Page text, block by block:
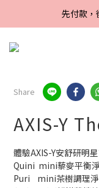
Line好友
先付款
Line好
Share
AXIS-Y
體驗AXIS-Y安舒研明
Quini  mini藜麥平衡
Puri    mini茶樹調理